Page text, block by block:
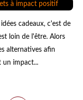
cadeaux, c'est de
loin de l'être. Alors
alternatives afin
un impact...